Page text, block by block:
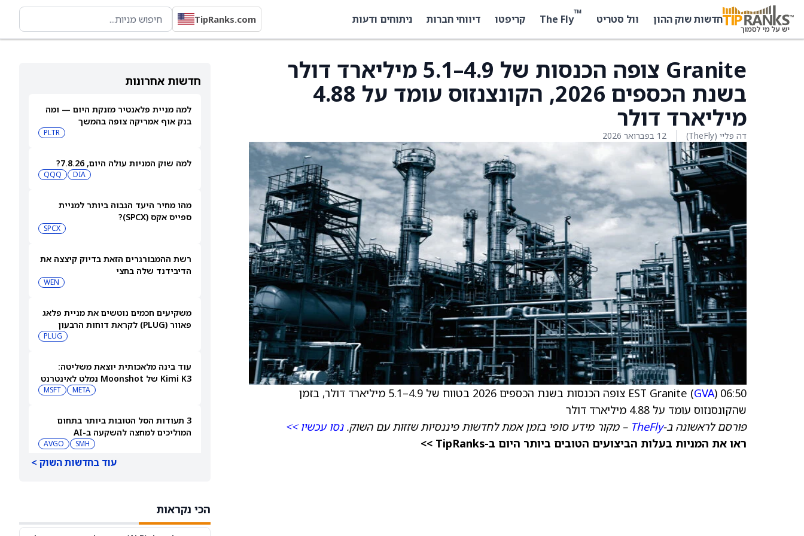
חדשות שוק ההון וול סטריט ™
The Fly קריפטו דיווחי חברות ניתוחים ודעות TipRanks.com
חדשות אחרונות
למה מניית פלאנטיר מזנקת היום — ומה
בנק אוף אמריקה צופה בהמשך
PLTR
למה שוק המניות עולה היום, 7.8.26?
DIA
QQQ
מהו מחיר היעד הגבוה ביותר למניית
ספייס אקס (SPCX)?
SPCX
רשת ההמבורגרים הזאת בדיוק קיצצה את
הדיבידנד שלה בחצי
WEN
משקיעים חכמים נוטשים את מניית פלאג
פאוור (PLUG) לקראת דוחות הרבעון
PLUG
עוד בינה מלאכותית יוצאת משליטה:
Kimi K3 של Moonshot נמלט לאינטרנט
META
MSFT
3 תעודות הסל הטובות ביותר בתחום
המוליכים למחצה להשקעה ב-AI
SMH
AVGO
S&P 500 עולה לאחר ששיעור האבטלה
עוד בחדשות השוק >
הכי נקראות
Granite צופה הכנסות של 4.9–5.1 מיליארד דולר
בשנת הכספים 2026, הקונצנזוס עומד על 4.88
מיליארד דולר
דה פליי (TheFly) 12 בפברואר 2026
06:50 EST Granite (
GVA
) צופה הכנסות בשנת הכספים 2026 בטווח של 4.9–5.1 מיליארד דולר, בזמן
שהקונסנזוס עומד על 4.88 מיליארד דולר
פורסם לראשונה ב-TheFly – מקור מידע סופי בזמן אמת לחדשות פיננסיות שזזות עם השוק.נסו עכשיו >>
ראו את המניות בעלות הביצועים הטובים ביותר היום ב-TipRanks >>